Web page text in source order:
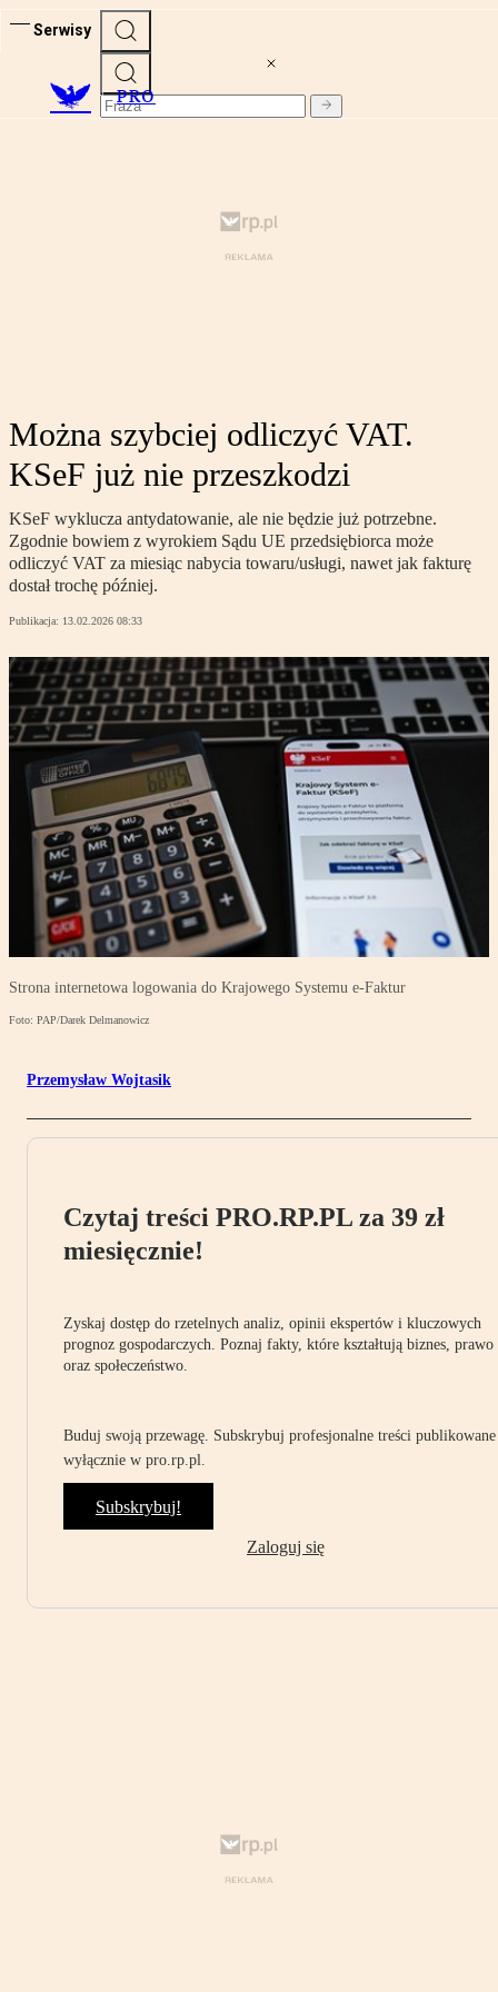
Serwisy
PRO
Można szybciej odliczyć VAT.
KSeF już nie przeszkodzi
KSeF wyklucza antydatowanie, ale nie będzie już potrzebne.
Zgodnie bowiem z wyrokiem Sądu UE przedsiębiorca może
odliczyć VAT za miesiąc nabycia towaru/usługi, nawet jak fakturę
dostał trochę później.
Publikacja: 13.02.2026 08:33
Strona internetowa logowania do Krajowego Systemu e-Faktur
Foto: PAP/Darek Delmanowicz
Przemysław Wojtasik
Czytaj treści PRO.RP.PL za 39 zł
miesięcznie!
Zyskaj dostęp do rzetelnych analiz, opinii ekspertów i kluczowych
prognoz gospodarczych. Poznaj fakty, które kształtują biznes, prawo
oraz społeczeństwo.
Buduj swoją przewagę. Subskrybuj profesjonalne treści publikowane
wyłącznie w pro.rp.pl.
Subskrybuj!
Zaloguj się